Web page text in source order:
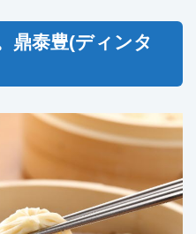
鼎泰豊(ディンタ